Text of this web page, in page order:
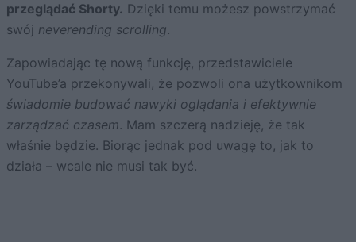
przeglądać Shorty. Dzięki temu możesz powstrzymać
swój neverending scrolling.
Zapowiadając tę nową funkcję, przedstawiciele
YouTube’a przekonywali, że pozwoli ona użytkownikom
świadomie budować nawyki oglądania i efektywnie
zarządzać czasem. Mam szczerą nadzieję, że tak
właśnie będzie. Biorąc jednak pod uwagę to, jak to
działa – wcale nie musi tak być.